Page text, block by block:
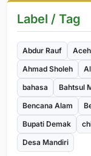
Label / Tag
Abdur Rauf
Ahmad Sholeh
bahasa
Bahtsul
Bencana Alam
Bupati Demak
Desa Mandiri